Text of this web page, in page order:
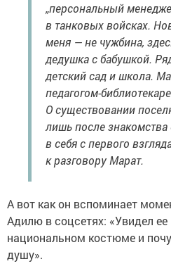
„персональный
в танковых войсках.
меня — не чужбина,
дедушка с бабушкой.
детский сад и школа.
педагогом-
О существовании
лишь после
в себя с первого
к разговору Марат.
А вот как он вспоминает
Адилю в соцсетях: «Увидел ее
национальном костюме и
душу».